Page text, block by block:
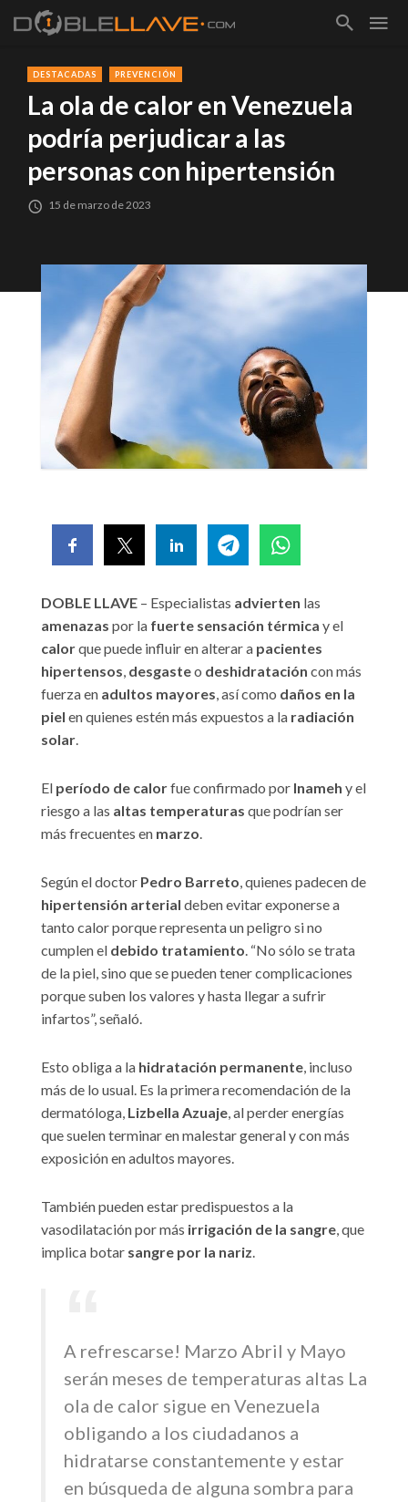
DESTACADAS PREVENCIÓN
La ola de calor en Venezuela
podría perjudicar a las
personas con hipertensión
15 de marzo de 2023
DOBLE LLAVE – Especialistas advierten las
amenazas por la fuerte sensación térmica y el
calorque puede influir en alterar a pacientes
hipertensos, desgasteo deshidratación con más
fuerza en adultos mayores, así como daños en la
piel en quienes estén más expuestos a la radiación
solar.
El período de calorfue confirmado por Inameh y el
riesgo a las altas temperaturas que podrían ser
más frecuentes en marzo.
Según el doctor Pedro Barreto, quienes padecen de
hipertensión arterial deben evitar exponerse a
tanto calor porque representa un peligro si no
cumplen el debido tratamiento. “No sólo se trata
de la piel, sino que se pueden tener complicaciones
porque suben los valores y hasta llegar a sufrir
infartos”, señaló.
Esto obliga a la hidratación permanente, incluso
más de lo usual. Es la primera recomendación de la
dermatóloga, Lizbella Azuaje, al perder energías
que suelen terminar en malestar general y con más
exposición en adultos mayores.
También pueden estar predispuestos a la
vasodilatación por más irrigación de la sangre, que
implica botar sangre por la nariz.
A refrescarse! Marzo Abril y Mayo
serán meses de temperaturas altas La
ola de calor sigue en Venezuela
obligando a los ciudadanos a
hidratarse constantemente y estar
en búsqueda de alguna sombra para